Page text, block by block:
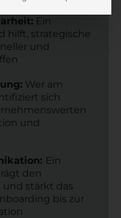
Ein
hilft, strategische
und
Wer am
sich
und
Ein
den
stärkt das
bis zur